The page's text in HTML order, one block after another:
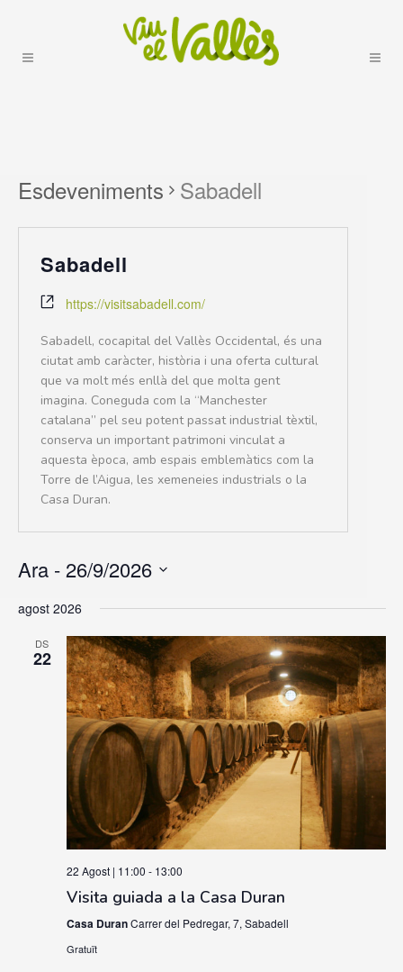
Esdeveniments Sabadell
Sabadell
https://visitsabadell.com/
Sabadell, cocapital del Vallès Occidental, és una
ciutat amb caràcter, història i una oferta cultural
que va molt més enllà del que molta gent
imagina. Coneguda com la “Manchester
catalana” pel seu potent passat industrial tèxtil,
conserva un important patrimoni vinculat a
aquesta època, amb espais emblemàtics com la
Torre de l’Aigua, les xemeneies industrials o la
Casa Duran.
Ara - 26/9/2026
una
data
agost 2026
DS
22
22 Agost | 11:00 - 13:00
Visita guiada a la Casa Duran
Casa DuranCarrer del Pedregar, 7, Sabadell
Gratuït